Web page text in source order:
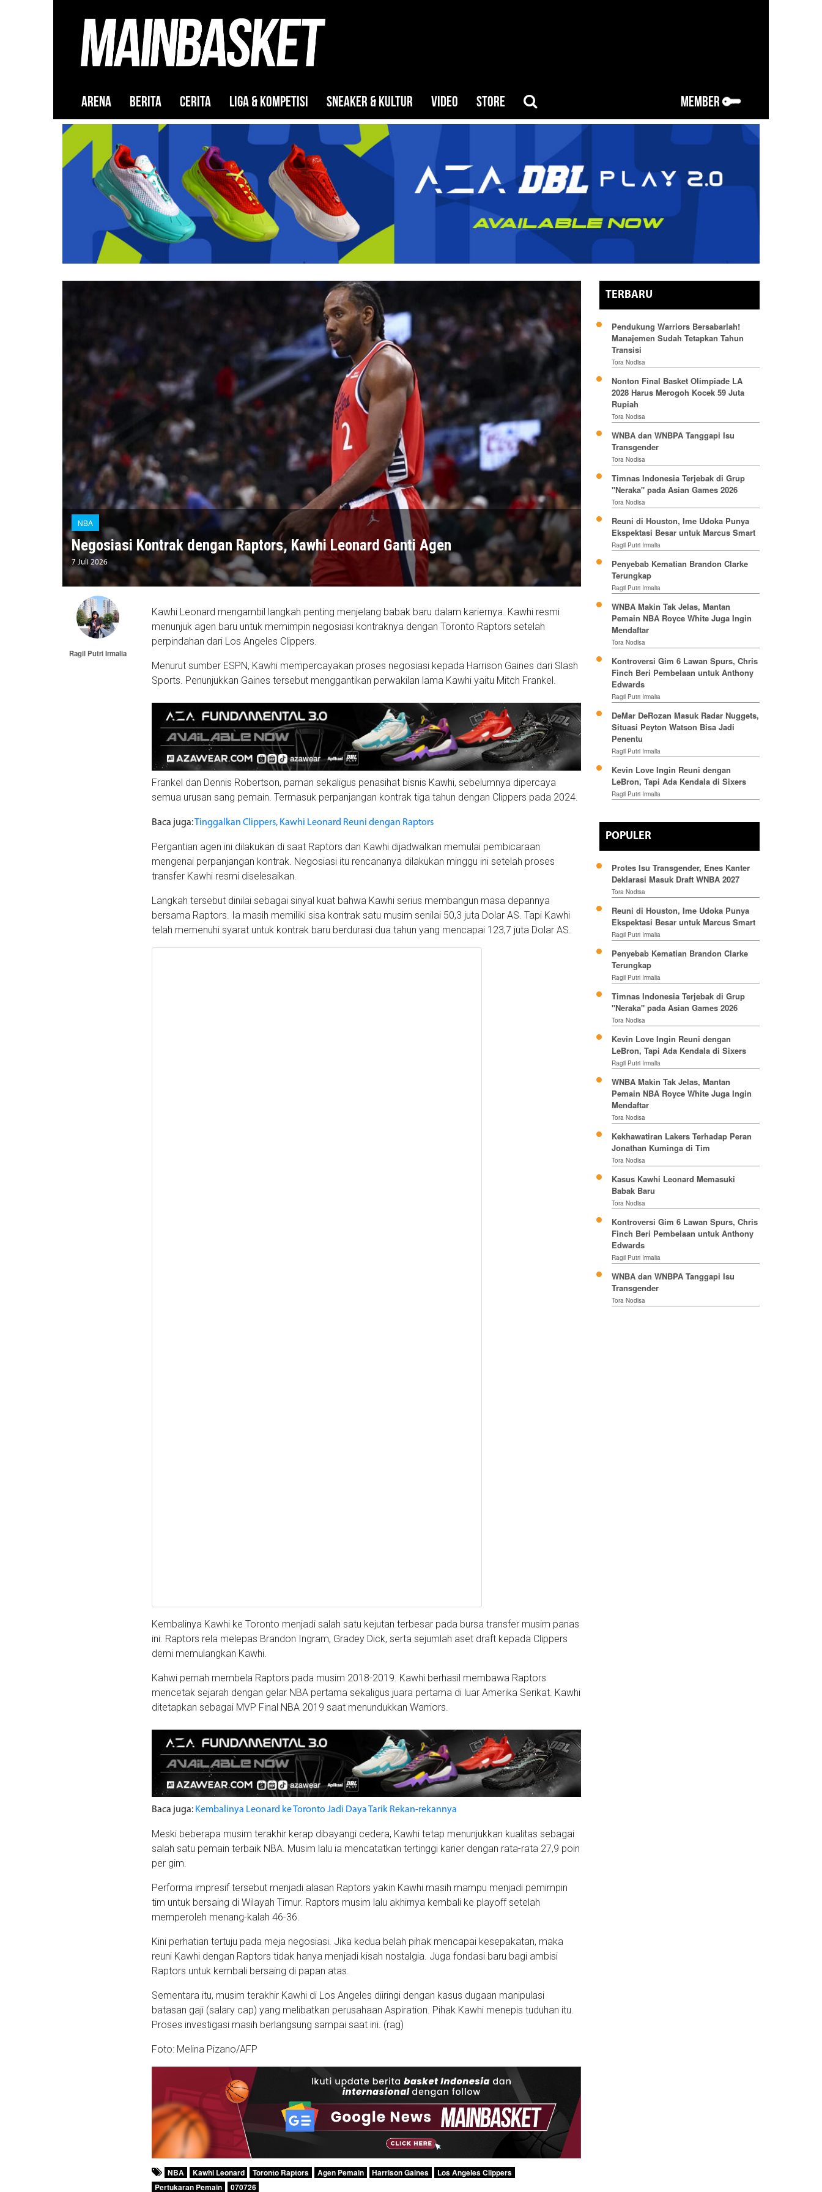
ARENA BERITA CERITA LIGA & KOMPETISI SNEAKER & KULTUR VIDEO STORE MEMBER
NBA
Negosiasi Kontrak dengan Raptors, Kawhi Leonard Ganti Agen
7 Juli 2026
Ragil Putri Irmalia
Kawhi Leonard mengambil langkah penting menjelang babak baru dalam kariernya. Kawhi resmi
menunjuk agen baru untuk memimpin negosiasi kontraknya dengan Toronto Raptors setelah
perpindahan dari Los Angeles Clippers.
Menurut sumber ESPN, Kawhi mempercayakan proses negosiasi kepada Harrison Gaines dari Slash
Sports. Penunjukkan Gaines tersebut menggantikan perwakilan lama Kawhi yaitu Mitch Frankel.
Frankel dan Dennis Robertson, paman sekaligus penasihat bisnis Kawhi, sebelumnya dipercaya
semua urusan sang pemain. Termasuk perpanjangan kontrak tiga tahun dengan Clippers pada 2024.
Baca juga:Tinggalkan Clippers, Kawhi Leonard Reuni dengan Raptors
Pergantian agen ini dilakukan di saat Raptors dan Kawhi dijadwalkan memulai pembicaraan
mengenai perpanjangan kontrak. Negosiasi itu rencananya dilakukan minggu ini setelah proses
transfer Kawhi resmi diselesaikan.
Langkah tersebut dinilai sebagai sinyal kuat bahwa Kawhi serius membangun masa depannya
bersama Raptors. Ia masih memiliki sisa kontrak satu musim senilai 50,3 juta Dolar AS. Tapi Kawhi
telah memenuhi syarat untuk kontrak baru berdurasi dua tahun yang mencapai 123,7 juta Dolar AS.
Kembalinya Kawhi ke Toronto menjadi salah satu kejutan terbesar pada bursa transfer musim panas
ini. Raptors rela melepas Brandon Ingram, Gradey Dick, serta sejumlah aset draft kepada Clippers
demi memulangkan Kawhi.
Kahwi pernah membela Raptors pada musim 2018-2019. Kawhi berhasil membawa Raptors
mencetak sejarah dengan gelar NBA pertama sekaligus juara pertama di luar Amerika Serikat. Kawhi
ditetapkan sebagai MVP Final NBA 2019 saat menundukkan Warriors.
Baca juga: Kembalinya Leonard ke Toronto Jadi Daya Tarik Rekan-rekannya
Meski beberapa musim terakhir kerap dibayangi cedera, Kawhi tetap menunjukkan kualitas sebagai
salah satu pemain terbaik NBA. Musim lalu ia mencatatkan tertinggi karier dengan rata-rata 27,9 poin
per gim.
Performa impresif tersebut menjadi alasan Raptors yakin Kawhi masih mampu menjadi pemimpin
tim untuk bersaing di Wilayah Timur. Raptors musim lalu akhirnya kembali ke playoff setelah
memperoleh menang-kalah 46-36.
Kini perhatian tertuju pada meja negosiasi. Jika kedua belah pihak mencapai kesepakatan, maka
reuni Kawhi dengan Raptors tidak hanya menjadi kisah nostalgia. Juga fondasi baru bagi ambisi
Raptors untuk kembali bersaing di papan atas.
Sementara itu, musim terakhir Kawhi di Los Angeles diiringi dengan kasus dugaan manipulasi
batasan gaji (salary cap) yang melibatkan perusahaan Aspiration. Pihak Kawhi menepis tuduhan itu.
Proses investigasi masih berlangsung sampai saat ini. (rag)
Foto: Melina Pizano/AFP
NBA Kawhi Leonard Toronto Raptors Agen Pemain Harrison Gaines
Los Angeles Clippers
Pertukaran Pemain
070726
TERBARU
Pendukung Warriors Bersabarlah!
Manajemen Sudah Tetapkan Tahun
Transisi
Tora Nodisa
Nonton Final Basket Olimpiade LA
2028 Harus Merogoh Kocek 59 Juta
Rupiah
Tora Nodisa
WNBA dan WNBPA Tanggapi Isu
Transgender
Tora Nodisa
Timnas Indonesia Terjebak di Grup
"Neraka" pada Asian Games 2026
Tora Nodisa
Reuni di Houston, Ime Udoka Punya
Ekspektasi Besar untuk Marcus Smart
Ragil Putri Irmalia
Penyebab Kematian Brandon Clarke
Terungkap
Ragil Putri Irmalia
WNBA Makin Tak Jelas, Mantan
Pemain NBA Royce White Juga Ingin
Mendaftar
Tora Nodisa
Kontroversi Gim 6 Lawan Spurs, Chris
Finch Beri Pembelaan untuk Anthony
Edwards
Ragil Putri Irmalia
DeMar DeRozan Masuk Radar Nuggets,
Situasi Peyton Watson Bisa Jadi
Penentu
Ragil Putri Irmalia
Kevin Love Ingin Reuni dengan
LeBron, Tapi Ada Kendala di Sixers
Ragil Putri Irmalia
POPULER
Protes Isu Transgender, Enes Kanter
Deklarasi Masuk Draft WNBA 2027
Tora Nodisa
Reuni di Houston, Ime Udoka Punya
Ekspektasi Besar untuk Marcus Smart
Ragil Putri Irmalia
Penyebab Kematian Brandon Clarke
Terungkap
Ragil Putri Irmalia
Timnas Indonesia Terjebak di Grup
"Neraka" pada Asian Games 2026
Tora Nodisa
Kevin Love Ingin Reuni dengan
LeBron, Tapi Ada Kendala di Sixers
Ragil Putri Irmalia
WNBA Makin Tak Jelas, Mantan
Pemain NBA Royce White Juga Ingin
Mendaftar
Tora Nodisa
Kekhawatiran Lakers Terhadap Peran
Jonathan Kuminga di Tim
Tora Nodisa
Kasus Kawhi Leonard Memasuki
Babak Baru
Tora Nodisa
Kontroversi Gim 6 Lawan Spurs, Chris
Finch Beri Pembelaan untuk Anthony
Edwards
Ragil Putri Irmalia
WNBA dan WNBPA Tanggapi Isu
Transgender
Tora Nodisa